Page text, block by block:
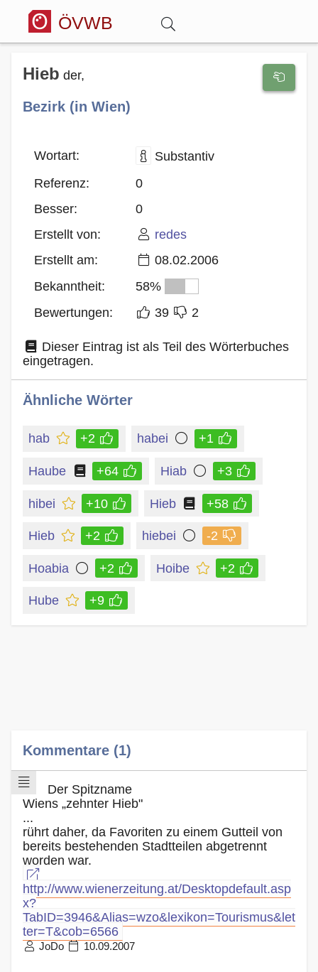
ÖVWB
Anmelden
Wörterbuch
Hitparade
Blog
Hieb der,
Bezirk (in Wien)
Wortart:
Substantiv
Referenz:
0
Besser:
0
Erstellt von:
redes
Erstellt am:
08.02.2006
Bekanntheit:
58%
Bewertungen:
39 2
Dieser Eintrag ist als Teil des Wörterbuches
eingetragen.
Ähnliche Wörter
hab +2 habei +1
Haube +64 Hiab +3
hibei +10 Hieb +58
Hieb +2 hiebei -2
Hoabia +2 Hoibe +2
Hube +9
Kommentare (1)
Der Spitzname
Wiens „zehnter Hieb"
...
rührt daher, da Favoriten zu einem Gutteil von
bereits bestehenden Stadtteilen abgetrennt
worden war.
http://www.wienerzeitung.at/Desktopdefault.asp
x?
TabID=3946&Alias=wzo&lexikon=Tourismus&let
ter=T&cob=6566
JoDo 10.09.2007